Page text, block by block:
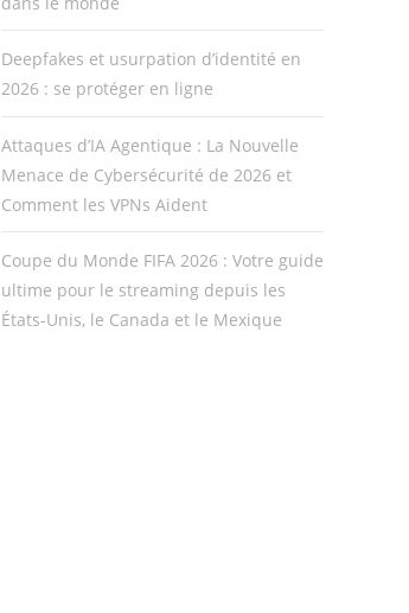
Deepfakes et usurpation d’identité en
2026 : se protéger en ligne
Attaques d’IA Agentique : La Nouvelle
Menace de Cybersécurité de 2026 et
Comment les VPNs Aident
Coupe du Monde FIFA 2026 : Votre guide
ultime pour le streaming depuis les
États-Unis, le Canada et le Mexique